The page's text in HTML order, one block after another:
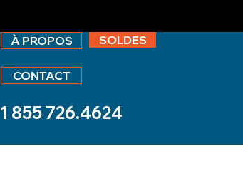
À PROPOS SOLDES
CONTACT
1 855 726.4624